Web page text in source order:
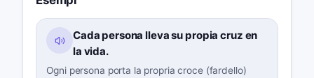
Cada persona lleva su propia cruz en
la vida.
Ogni persona porta la propria croce (fardello)